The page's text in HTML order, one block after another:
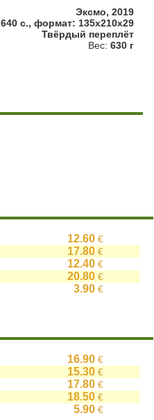
Эксмо, 2019
640 с., формат: 135x210x29
Твёрдый переплёт
Вес: 630 г
12.60€
17.80€
12.40€
20.80€
3.90€
16.90€
15.30€
17.80€
18.50€
5.90€